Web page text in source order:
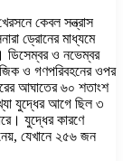
কেবল সন্ত্রাস
ড্রোনের মাধ্যমে
ডিসেম্বর ও নভেম্বর
ও গণপরিবহনের ওপর
আঘাতের ৬০ শতাংশ
যুদ্ধের আগে ছিল ৩
যুদ্ধের কারণে
যেখানে ২৫৬ জন